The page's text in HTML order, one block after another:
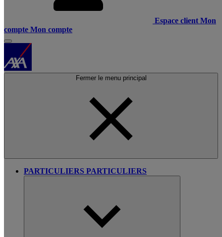
Espace client Mon
compte Mon compte
Fermer le menu principal
PARTICULIERS PARTICULIERS